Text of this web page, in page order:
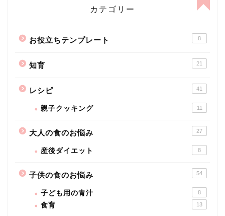
カテゴリー
お役立ちテンプレート 8
知育 21
レシピ 41
親子クッキング 11
大人の食のお悩み 27
産後ダイエット 8
子供の食のお悩み 54
子ども用の青汁 8
食育 13